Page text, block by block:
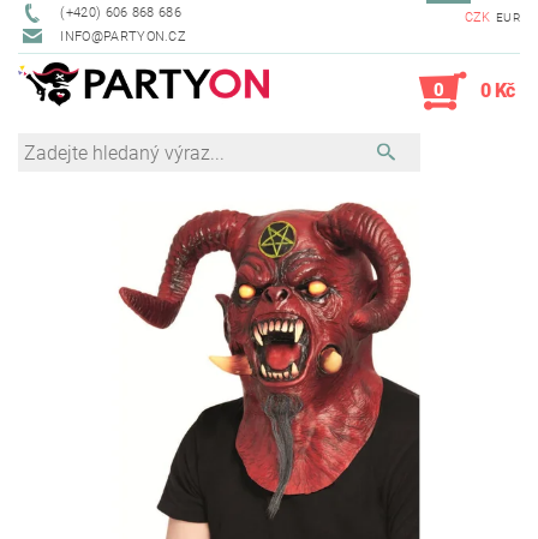
(+420) 606 868 686
INFO@PARTYON.CZ
CZK EUR
0 0 Kč